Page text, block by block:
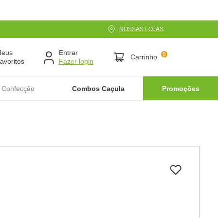
NOSSAS LOJAS
Entrar
Carrinho 0
Combos Caçula Promoções